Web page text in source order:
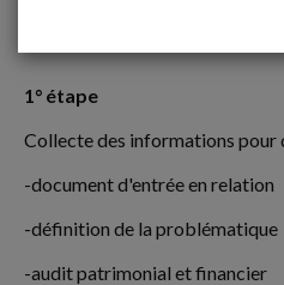
1° étape
Collecte des informations pour
-document d'entrée en relation
-définition de la problématique
-audit patrimonial et financier